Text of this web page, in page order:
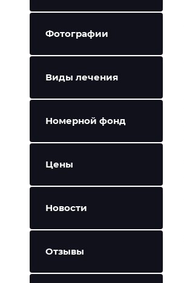
Фотографии
Виды лечения
Номерной фонд
Цены
Новости
Отзывы